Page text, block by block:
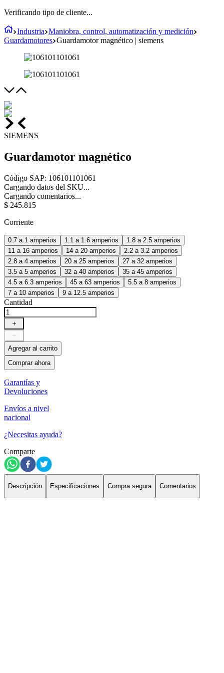
Verificando tipo de cliente...
Industria Maniobra, control, automatización y medición
Guardamotores Guardamotor magnético | siemens
SIEMENS
Guardamotor magnético
Código SAP: 106101101061
Cargando datos del SKU...
Cargando comentarios...
$ 245.815
Corriente
0.7 a 1 amperios 1.1 a 1.6 amperios
1.8 a 2.5 amperios
11 a 16 amperios
14 a 20 amperios
2.2 a 3.2 amperios
2.8 a 4 amperios
20 a 25 amperios
27 a 32 amperios
3.5 a 5 amperios
32 a 40 amperios
35 a 45 amperios
4.5 a 6.3 amperios
45 a 63 amperios
5.5 a 8 amperios
7 a 10 amperios
9 a 12.5 amperios
Cantidad
＋
－
Agregar al carrito
Comprar ahora
Garantías y
Devoluciones
Envíos a nivel
nacional
¿Necesitas ayuda?
Comparte
Descripción Especificaciones Compra segura Comentarios